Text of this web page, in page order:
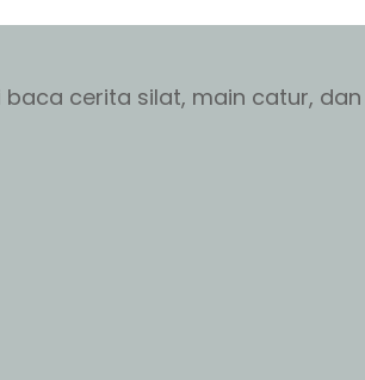
baca cerita silat, main catur,